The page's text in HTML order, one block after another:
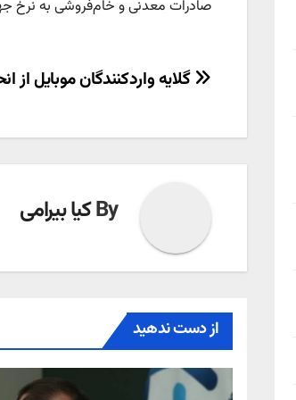
صادرات معدنی و خام‌فروشی به نرخ
راهبری
گلایه واردکنندگان موبایل از
Byکیا بیرامی
از دست ندهید